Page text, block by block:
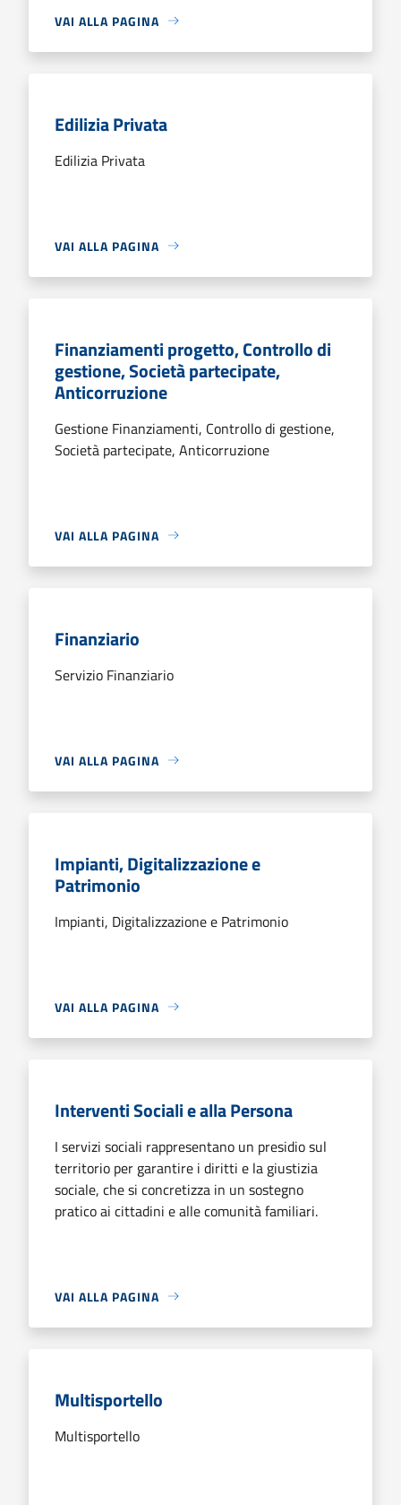
VAI ALLA PAGINA
Edilizia Privata
Edilizia Privata
VAI ALLA PAGINA
Finanziamenti progetto, Controllo di
gestione, Società partecipate,
Anticorruzione
Gestione Finanziamenti, Controllo di gestione,
Società partecipate, Anticorruzione
VAI ALLA PAGINA
Finanziario
Servizio Finanziario
VAI ALLA PAGINA
Impianti, Digitalizzazione e
Patrimonio
Impianti, Digitalizzazione e Patrimonio
VAI ALLA PAGINA
Interventi Sociali e alla Persona
I servizi sociali rappresentano un presidio sul
territorio per garantire i diritti e la giustizia
sociale, che si concretizza in un sostegno
pratico ai cittadini e alle comunità familiari.
VAI ALLA PAGINA
Multisportello
Multisportello